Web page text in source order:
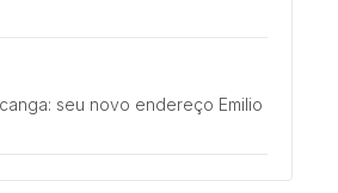
seu novo endereço Emilio